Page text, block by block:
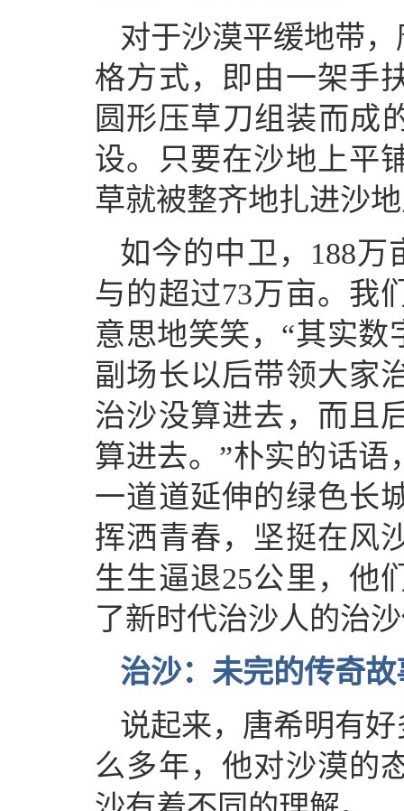
对于沙漠平缓地带
格方式，即由一架手
圆形压草刀组装而成
设。只要在沙地上平
草就被整齐地扎进沙
如今的中卫，188万
与的超过73万亩。我
意思地笑笑，“其实
副场长以后带领大家
治沙没算进去，而且
算进去。”朴实的话
一道道延伸的绿色长
挥洒青春，坚挺在风
生生逼退25公里，他
了新时代治沙人的治
治沙：未完的传奇故
说起来，唐希明有
么多年，他对沙漠的